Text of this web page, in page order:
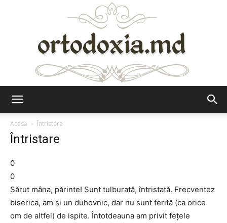
Acasă
Întristare
Întristare
0
0
Sărut mâna, părinte! Sunt tulburată, întristată. Frecventez
biserica, am şi un duhovnic, dar nu sunt ferită (ca orice
om de altfel) de ispite. Întotdeauna am privit feţele